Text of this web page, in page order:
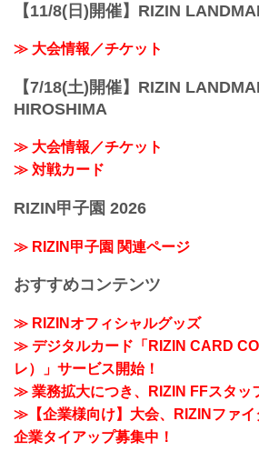
【11/8(日)開催】RIZIN
≫ 大会情報／チケット
【7/18(土)開催】RIZIN
HIROSHIMA
≫ 大会情報／チケット
≫ 対戦カード
RIZIN甲子園 2026
≫ RIZIN甲子園 関連ページ
おすすめコンテンツ
≫ RIZINオフィシャルグッズ
≫ デジタルカード「RIZIN CARD
レ）」サービス開始！
≫ 業務拡大につき、RIZIN FFスタッ
≫【企業様向け】大会、RIZINファイ
企業タイアップ募集中！